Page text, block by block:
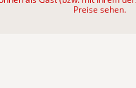
Preise sehen.